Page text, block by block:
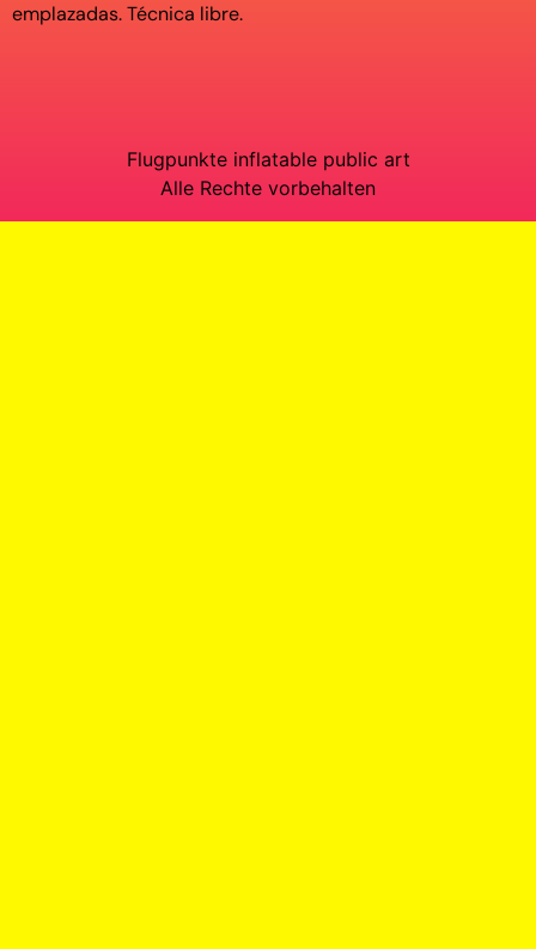
emplazadas. Técnica libre.
Flugpunkte inflatable public art
Alle Rechte vorbehalten